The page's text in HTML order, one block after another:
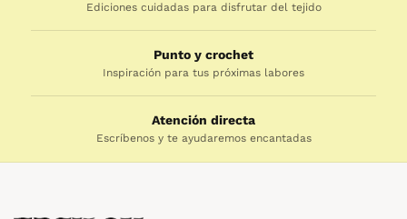
Ediciones cuidadas para disfrutar del tejido
Punto y crochet
Inspiración para tus próximas labores
Atención directa
Escríbenos y te ayudaremos encantadas